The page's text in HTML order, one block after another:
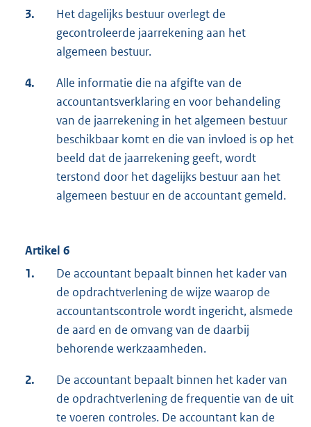
3.
Het dagelijks bestuur overlegt de
gecontroleerde jaarrekening aan het
algemeen bestuur.
4.
Alle informatie die na afgifte van de
accountantsverklaring en voor behandeling
van de jaarrekening in het algemeen bestuur
beschikbaar komt en die van invloed is op het
beeld dat de jaarrekening geeft, wordt
terstond door het dagelijks bestuur aan het
algemeen bestuur en de accountant gemeld.
Artikel 6
1.
De accountant bepaalt binnen het kader van
de opdrachtverlening de wijze waarop de
accountantscontrole wordt ingericht, alsmede
de aard en de omvang van de daarbij
behorende werkzaamheden.
2.
De accountant bepaalt binnen het kader van
de opdrachtverlening de frequentie van de uit
te voeren controles. De accountant kan de